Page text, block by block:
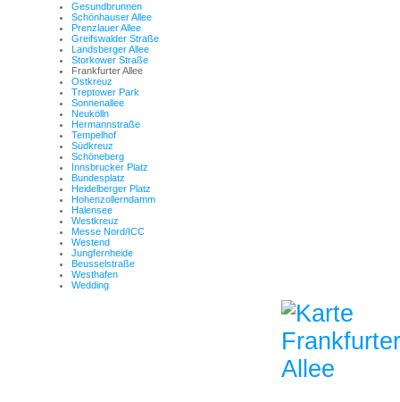
Gesundbrunnen
Schönhauser Allee
Prenzlauer Allee
Greifswalder Straße
Landsberger Allee
Storkower Straße
Frankfurter Allee
Ostkreuz
Treptower Park
Sonnenallee
Neukölln
Hermannstraße
Tempelhof
Südkreuz
Schöneberg
Innsbrucker Platz
Bundesplatz
Heidelberger Platz
Hohenzollerndamm
Halensee
Westkreuz
Messe Nord/ICC
Westend
Jungfernheide
Beusselstraße
Westhafen
Wedding